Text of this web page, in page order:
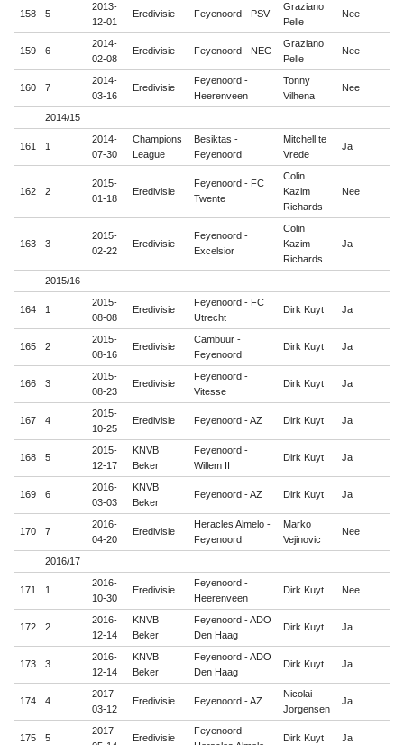
158 5
2013-
12-01
Eredivisie Feyenoord - PSV
Graziano
Pelle
Nee
159 6
2014-
02-08
Eredivisie Feyenoord - NEC
Graziano
Pelle
Nee
160 7
2014-
03-16
Eredivisie
Feyenoord -
Heerenveen
Tonny
Vilhena
Nee
2014/15
161 1
2014-
07-30
Champions
League
Besiktas -
Feyenoord
Mitchell te
Vrede
Ja
162 2
2015-
01-18
Eredivisie
Feyenoord - FC
Twente
Colin
Kazim
Richards
Nee
163 3
2015-
02-22
Eredivisie
Feyenoord -
Excelsior
Colin
Kazim
Richards
Ja
2015/16
164 1
2015-
08-08
Eredivisie
Feyenoord - FC
Utrecht
Dirk Kuyt Ja
165 2
2015-
08-16
Eredivisie
Cambuur -
Feyenoord
Dirk Kuyt Ja
166 3
2015-
08-23
Eredivisie
Feyenoord -
Vitesse
Dirk Kuyt Ja
167 4
2015-
10-25
Eredivisie Feyenoord - AZ Dirk Kuyt Ja
168 5
2015-
12-17
KNVB
Beker
Feyenoord -
Willem II
Dirk Kuyt Ja
169 6
2016-
03-03
KNVB
Beker
Feyenoord - AZ Dirk Kuyt Ja
170 7
2016-
04-20
Eredivisie
Heracles Almelo -
Feyenoord
Marko
Vejinovic
Nee
2016/17
171 1
2016-
10-30
Eredivisie
Feyenoord -
Heerenveen
Dirk Kuyt Nee
172 2
2016-
12-14
KNVB
Beker
Feyenoord - ADO
Den Haag
Dirk Kuyt Ja
173 3
2016-
12-14
KNVB
Beker
Feyenoord - ADO
Den Haag
Dirk Kuyt Ja
174 4
2017-
03-12
Eredivisie Feyenoord - AZ
Nicolai
Jorgensen
Ja
175 5
2017-
Eredivisie
Feyenoord -
Dirk Kuyt Ja